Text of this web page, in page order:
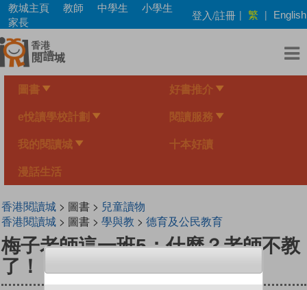
Skip
main
content
教城主頁 教師 中學生
小學生
家長
登入/註冊 | 繁 | English
圖書 好書推介
e悅讀學校計劃 閱讀服務
我的閱讀城 十本好讀
漫話生活
香港閱讀城> 圖書 > 兒童讀物
香港閱讀城> 圖書 > 學與教 > 德育及公民教育
梅子老師這一班5：什麼？老師不教
了！